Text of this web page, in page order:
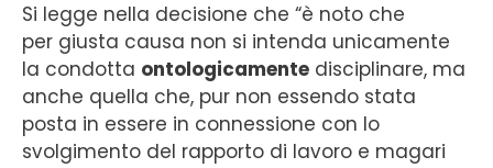
Si legge nella decisione che “è noto che
per giusta causa non si intenda unicamente
la condotta ontologicamente disciplinare, ma
anche quella che, pur non essendo stata
posta in essere in connessione con lo
svolgimento del rapporto di lavoro e magari